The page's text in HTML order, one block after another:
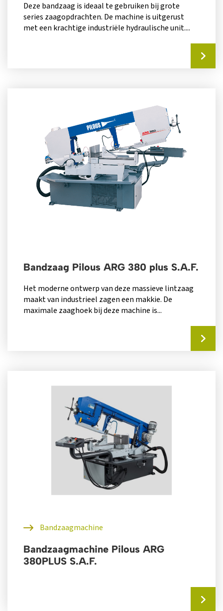
Deze bandzaag is ideaal te gebruiken bij grote
series zaagopdrachten. De machine is uitgerust
met een krachtige industriële hydraulische unit....
Bandzaag Pilous ARG 380 plus S.A.F.
Het moderne ontwerp van deze massieve lintzaag
maakt van industrieel zagen een makkie. De
maximale zaaghoek bij deze machine is...
Bandzaagmachine
Bandzaagmachine Pilous ARG
380PLUS S.A.F.